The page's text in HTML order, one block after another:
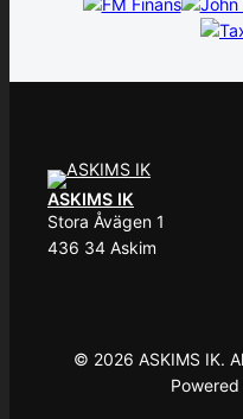
ASKIMS IK
Stora Åvägen 1
436 34 Askim
© 2026 ASKIMS IK.